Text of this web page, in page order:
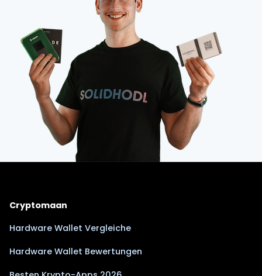
Cryptomaan
Hardware Wallet Vergleiche
Hardware Wallet Bewertungen